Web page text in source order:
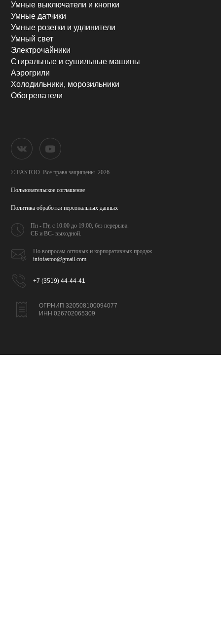
Умные выключатели и кнопки
Умные датчики
Умные розетки и удлинители
Умный свет
Электрочайники
Стиральные и сушильные машины
Аэрогрили
Холодильники, морозильники
Обогреватели
© FASTOO. Все права защищены. 2026
Пользовательское соглашение
Политика обработкиперсональных данных
Пн - Пт, с 10:00 до 19:00,без перерыва.
СБ и ВС- выходной.
По вопросам оптовых икорпоративных продаж
infofastoo@gmail.com
+7 (3519) 44-44-41
ОГРНИП 320508100094077
ИНН 026702065309